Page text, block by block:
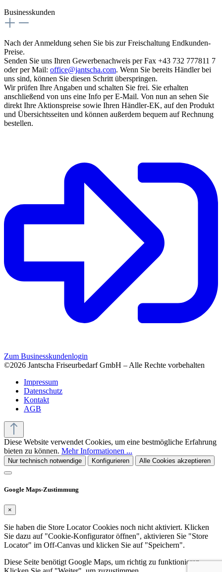
Businesskunden
Nach der Anmeldung sehen Sie bis zur Freischaltung Endkunden-
Preise.
Senden Sie uns Ihren Gewerbenachweis per Fax +43 732 777811 7
oder per Mail: office@jantscha.com. Wenn Sie bereits Händler bei
uns sind, können Sie diesen Schritt überspringen.
Wir prüfen Ihre Angaben und schalten Sie frei. Sie erhalten
anschließend von uns eine Info per E-Mail. Von nun an sehen Sie
direkt Ihre Aktionspreise sowie Ihren Händler-EK, auf den Produkt
und Übersichtsseiten und können außerdem bequem auf Rechnung
bestellen.
Zum Businesskundenlogin
©2026 Jantscha Friseurbedarf GmbH – Alle Rechte vorbehalten
Impressum
Datenschutz
Kontakt
AGB
Diese Website verwendet Cookies, um eine bestmögliche Erfahrung
bieten zu können. Mehr Informationen ...
Nur technisch notwendige Konfigurieren Alle Cookies akzeptieren
Google Maps-Zustimmung
×
Sie haben die Store Locator Cookies noch nicht aktiviert. Klicken
Sie dazu auf "Cookie-Konfigurator öffnen", aktivieren Sie "Store
Locator" im Off-Canvas und klicken Sie auf "Speichern".
Diese Seite benötigt Google Maps, um richtig zu funktionieren.